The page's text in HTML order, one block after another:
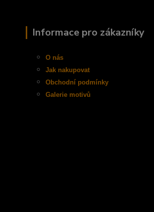
Informace pro zákazníky
O nás
Jak nakupovat
Obchodní podmínky
Galerie motivů